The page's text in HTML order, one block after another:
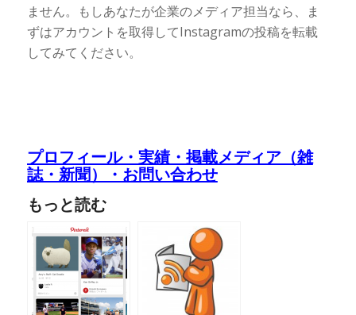
ません。もしあなたが企業のメディア担当なら、ま
ずはアカウントを取得してInstagramの投稿を転載
してみてください。
プロフィール・実績・掲載メディア（雑
誌・新聞）・お問い合わせ
もっと読む